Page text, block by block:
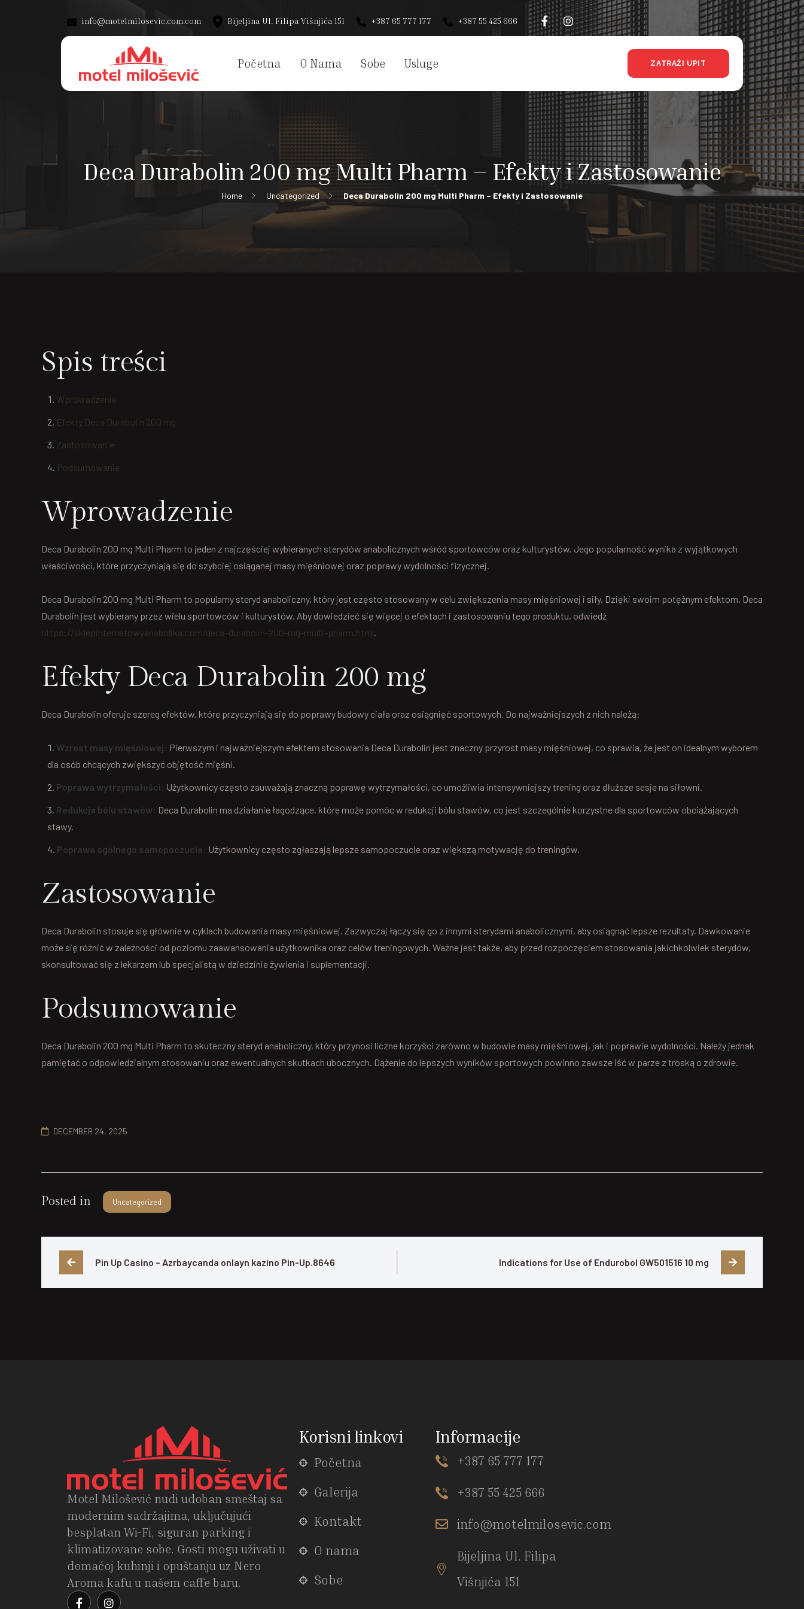
info@motelmilosevic.com.com Bijeljina Ul. Filipa Višnjića 151 +387 65 777 177 +387 55 425 666
Početna O Nama Sobe Usluge ZATRAŽI UPIT
Deca Durabolin 200 mg Multi Pharm – Efekty i Zastosowanie
Home Uncategorized Deca Durabolin 200 mg Multi Pharm – Efekty i Zastosowanie
Spis treści
Wprowadzenie
Efekty Deca Durabolin 200 mg
Zastosowanie
Podsumowanie
Wprowadzenie
Deca Durabolin 200 mg Multi Pharm to jeden z najczęściej wybieranych sterydów anabolicznych wśród sportowców oraz kulturystów. Jego popularność wynika z wyjątkowych
właściwości, które przyczyniają się do szybciej osiąganej masy mięśniowej oraz poprawy wydolności fizycznej.
Deca Durabolin 200 mg Multi Pharm to popularny steryd anaboliczny, który jest często stosowany w celu zwiększenia masy mięśniowej i siły. Dzięki swoim potężnym efektom, Deca
Durabolin jest wybierany przez wielu sportowców i kulturystów. Aby dowiedzieć się więcej o efektach i zastosowaniu tego produktu, odwiedź
https://sklepinternetowyanabolika.com/deca-durabolin-200-mg-multi-pharm.html.
Efekty Deca Durabolin 200 mg
Deca Durabolin oferuje szereg efektów, które przyczyniają się do poprawy budowy ciała oraz osiągnięć sportowych. Do najważniejszych z nich należą:
Wzrost masy mięśniowej: Pierwszym i najważniejszym efektem stosowania Deca Durabolin jest znaczny przyrost masy mięśniowej, co sprawia, że jest on idealnym wyborem
dla osób chcących zwiększyć objętość mięśni.
Poprawa wytrzymałości: Użytkownicy często zauważają znaczną poprawę wytrzymałości, co umożliwia intensywniejszy trening oraz dłuższe sesje na siłowni.
Redukcja bólu stawów: Deca Durabolin ma działanie łagodzące, które może pomóc w redukcji bólu stawów, co jest szczególnie korzystne dla sportowców obciążających
stawy.
Poprawa ogólnego samopoczucia: Użytkownicy często zgłaszają lepsze samopoczucie oraz większą motywację do treningów.
Zastosowanie
Deca Durabolin stosuje się głównie w cyklach budowania masy mięśniowej. Zazwyczaj łączy się go z innymi sterydami anabolicznymi, aby osiągnąć lepsze rezultaty. Dawkowanie
może się różnić w zależności od poziomu zaawansowania użytkownika oraz celów treningowych. Ważne jest także, aby przed rozpoczęciem stosowania jakichkolwiek sterydów,
skonsultować się z lekarzem lub specjalistą w dziedzinie żywienia i suplementacji.
Podsumowanie
Deca Durabolin 200 mg Multi Pharm to skuteczny steryd anaboliczny, który przynosi liczne korzyści zarówno w budowie masy mięśniowej, jak i poprawie wydolności. Należy jednak
pamiętać o odpowiedzialnym stosowaniu oraz ewentualnych skutkach ubocznych. Dążenie do lepszych wyników sportowych powinno zawsze iść w parze z troską o zdrowie.
DECEMBER 24, 2025
Posted in Uncategorized
Pin Up Casino – Azrbaycanda onlayn kazino Pin-Up.8646 Indications for Use of Endurobol GW501516 10 mg
Motel Milošević nudi udoban smeštaj sa
modernim sadržajima, uključujući
besplatan Wi-Fi, siguran parking i
klimatizovane sobe. Gosti mogu uživati u
domaćoj kuhinji i opuštanju uz Nero
Aroma kafu u našem caffe baru.
Korisni linkovi
Početna
Galerija
Kontakt
O nama
Sobe
Informacije
+387 65 777 177
+387 55 425 666
info@motelmilosevic.com
Bijeljina Ul. Filipa
Višnjića 151